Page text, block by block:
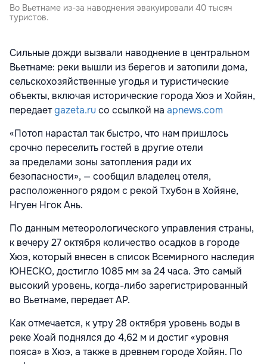
Во Вьетнаме из-за наводнения эвакуировали 40 тысяч
туристов.
Сильные дожди вызвали наводнение в центральном
Вьетнаме: реки вышли из берегов и затопили дома,
сельскохозяйственные угодья и туристические
объекты, включая исторические города Хюэ и Хойян,
передаетgazeta.ruсо ссылкой на apnews.com
«Потоп нарастал так быстро, что нам пришлось
срочно переселить гостей в другие отели
за пределами зоны затопления ради их
безопасности», — сообщил владелец отеля,
расположенного рядом с рекой Тхубон в Хойяне,
Нгуен Нгок Ань.
По данным метеорологического управления страны,
к вечеру 27 октября количество осадков в городе
Хюэ, который внесен в список Всемирного наследия
ЮНЕСКО, достигло 1085 мм за 24 часа. Это самый
высокий уровень, когда-либо зарегистрированный
во Вьетнаме, передает AP.
Как отмечается, к утру 28 октября уровень воды в
реке Хоай поднялся до 4,62 м и достиг «уровня
пояса» в Хюэ, а также в древнем городе Хойян. По